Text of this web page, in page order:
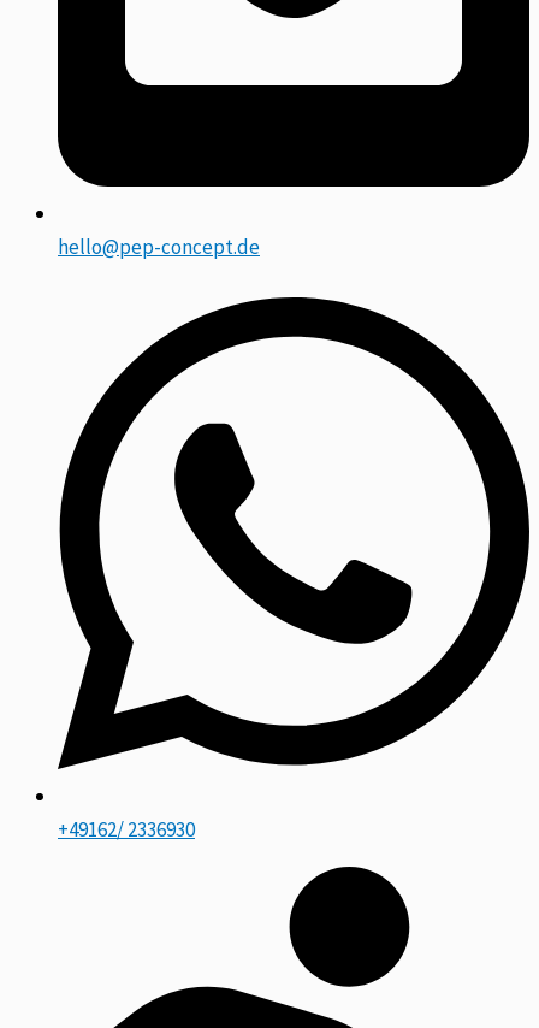
hello@pep-concept.de
+49162/ 2336930